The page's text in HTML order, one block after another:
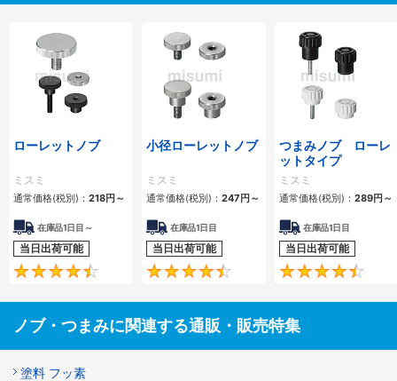
ローレットノブ
ミスミ
通常価格(税別)： 218円～
在庫品1日目～
当日出荷可能
4.6
小径ローレットノブ
ミスミ
通常価格(税別)： 247円～
在庫品1日目
当日出荷可能
4.7
つまみノブ ローレ
ットタイプ
ミスミ
通常価格(税別)： 289円～
在庫品1日目
当日出荷可能
ノブ・つまみに関連する通販・販売特集
塗料 フッ素